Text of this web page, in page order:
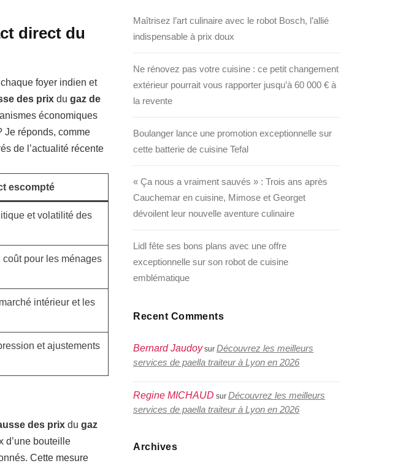
direct du
foyer indien et
des prix du gaz de
économiques
Je réponds, comme
de l’actualité récente
escompté
et volatilité des
pour les ménages
intérieur et les
et ajustements
des prix du gaz
d’une bouteille
Cette mesure
Maîtrisez l’art culinaire avec le robot Bosch, l’allié
indispensable à prix doux
Ne rénovez pas votre cuisine : ce petit changement
extérieur pourrait vous rapporter jusqu’à 60 000 € à
la revente
Boulanger lance une promotion exceptionnelle sur
cette batterie de cuisine Tefal
« Ça nous a vraiment sauvés » : Trois ans après
Cauchemar en cuisine, Mimose et Georget
dévoilent leur nouvelle aventure culinaire
Lidl fête ses bons plans avec une offre
exceptionnelle sur son robot de cuisine
emblématique
Recent Comments
Bernard JaudoysurDécouvrez les meilleurs
services de paella traiteur à Lyon en 2026
Regine MICHAUD surDécouvrez les meilleurs
services de paella traiteur à Lyon en 2026
Archives